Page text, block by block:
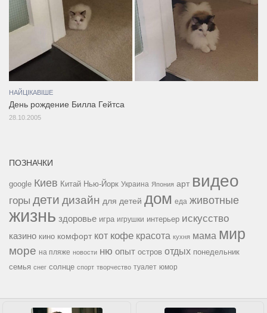
НАЙЦІКАВІШЕ
День рождение Билла Гейтса
28.10.2005
ПОЗНАЧКИ
google Киев Китай Нью-Йорк Украина Япония арт видео
горы дети дизайн для детей дом еда животные
жизнь здоровье игра игрушки интерьер искусство
казино кино комфорт кот кофе красота кухня мама мир
море на пляже новости ню опыт остров отдых понедельник
семья снег солнце спорт творчество туалет юмор